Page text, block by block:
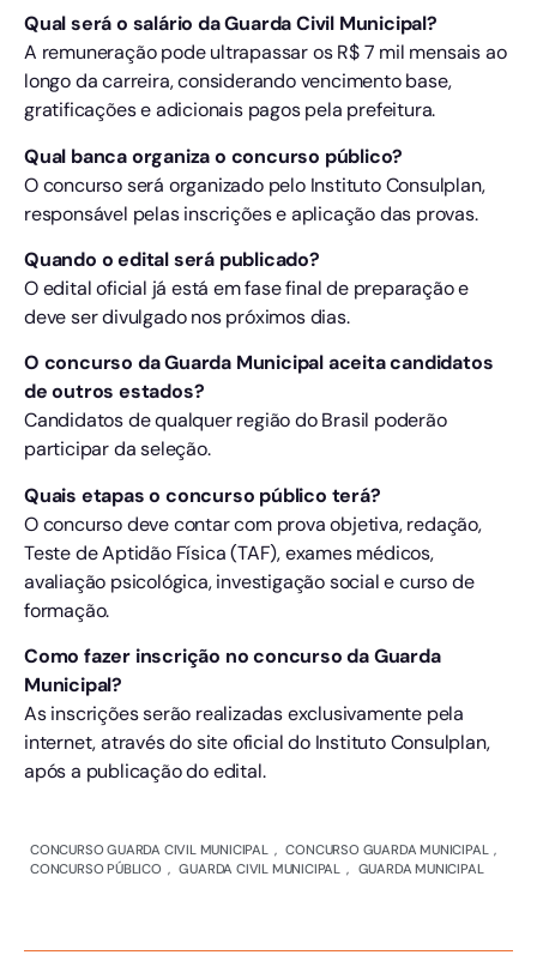
Qual será o salário da Guarda Civil Municipal?
A remuneração pode ultrapassar os R$ 7 mil mensais ao
longo da carreira, considerando vencimento base,
gratificações e adicionais pagos pela prefeitura.
Qual banca organiza o concurso público?
O concurso será organizado pelo Instituto Consulplan,
responsável pelas inscrições e aplicação das provas.
Quando o edital será publicado?
O edital oficial já está em fase final de preparação e
deve ser divulgado nos próximos dias.
O concurso da Guarda Municipal aceita candidatos
de outros estados?
Candidatos de qualquer região do Brasil poderão
participar da seleção.
Quais etapas o concurso público terá?
O concurso deve contar com prova objetiva, redação,
Teste de Aptidão Física (TAF), exames médicos,
avaliação psicológica, investigação social e curso de
formação.
Como fazer inscrição no concurso da Guarda
Municipal?
As inscrições serão realizadas exclusivamente pela
internet, através do site oficial do Instituto Consulplan,
após a publicação do edital.
CONCURSO GUARDA CIVIL MUNICIPAL , CONCURSO GUARDA MUNICIPAL
,
CONCURSO PÚBLICO , GUARDA CIVIL MUNICIPAL , GUARDA MUNICIPAL